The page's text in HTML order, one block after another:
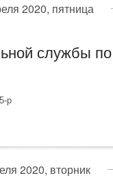
2020, пятница
службы
р
2020, вторник